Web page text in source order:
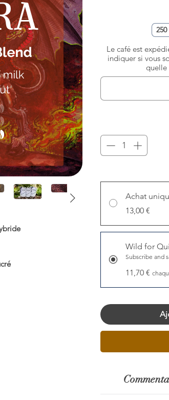
Le café est
indiquer si vous
quelle
Achat
13,00 €
Wild for
Subscribe and
11,70 €